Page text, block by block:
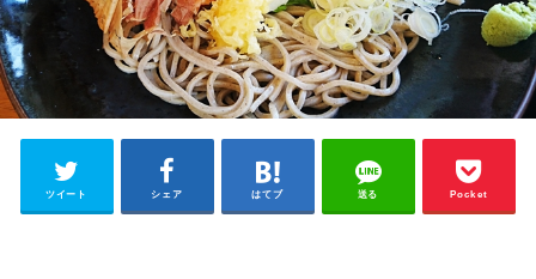
ツイート シェア はてブ 送る Pocket